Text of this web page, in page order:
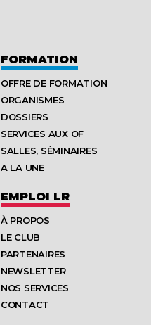
FORMATION
OFFRE DE FORMATION
ORGANISMES
DOSSIERS
SERVICES AUX OF
SALLES, SÉMINAIRES
A LA UNE
EMPLOI LR
À PROPOS
LE CLUB
PARTENAIRES
NEWSLETTER
NOS SERVICES
CONTACT